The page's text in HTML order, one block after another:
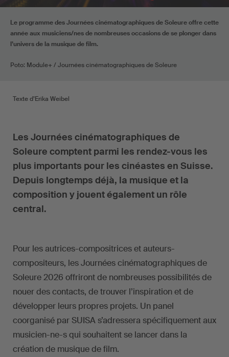
Le programme des Journées cinématographiques de Soleure offre cette
année aux musiciens/nes de nombreuses occasions de se plonger dans
l’univers de la musique de film.
Poto: Module+ / Journées cinématographiques de Soleure
Texte d’Erika Weibel
Les Journées cinématographiques de
Soleure comptent parmi les rendez-vous les
plus importants pour les cinéastes en Suisse.
Depuis longtemps déjà, la musique et la
composition y jouent également un rôle
central.
Pour les autrices-compositrices et auteurs-
compositeurs, les Journées cinématographiques de
Soleure 2026 offriront de nombreuses possibilités de
nouer des contacts, de trouver l’inspiration et de
développer leurs propres projets. Un panel
coorganisé par SUISA s’adressera spécifiquement aux
musicien-ne-s qui souhaitent se lancer dans la
création de musique de film.